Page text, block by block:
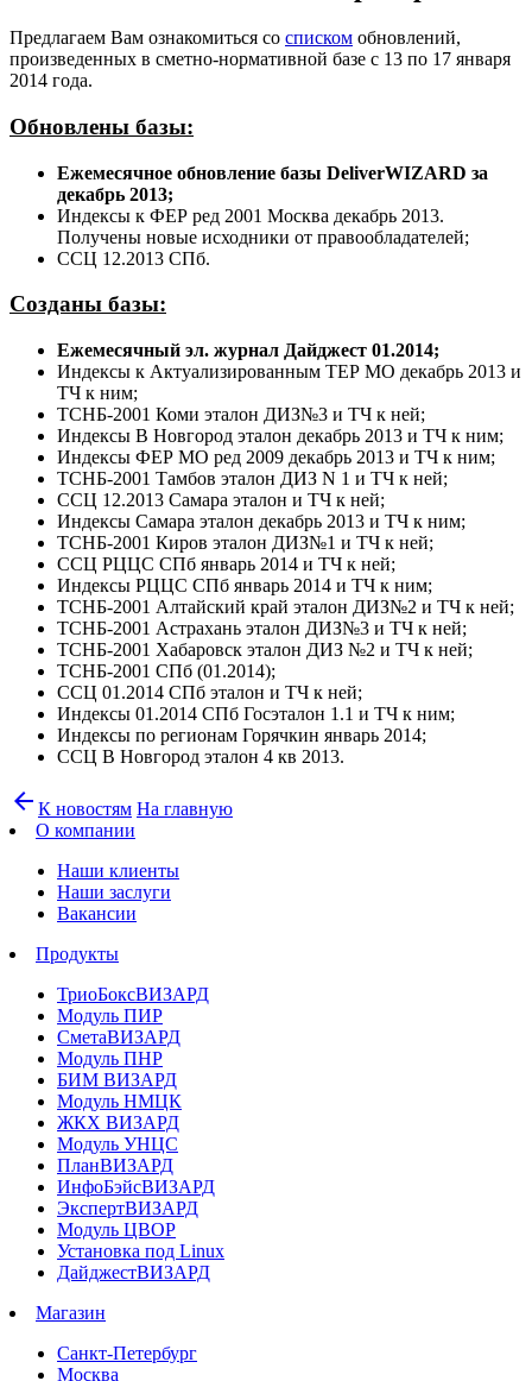
Предлагаем Вам ознакомиться со списком обновлений,
произведенных в сметно-нормативной базе с 13 по 17 января
2014 года.
Обновлены базы:
Ежемесячное обновление базы DeliverWIZARD за
декабрь 2013;
Индексы к ФЕР ред 2001 Москва декабрь 2013.
Получены новые исходники от правообладателей;
ССЦ 12.2013 СПб.
Созданы базы:
Ежемесячный эл. журнал Дайджест 01.2014;
Индексы к Актуализированным ТЕР МО декабрь 2013 и
ТЧ к ним;
ТСНБ-2001 Коми эталон ДИЗ№3 и ТЧ к ней;
Индексы В Новгород эталон декабрь 2013 и ТЧ к ним;
Индексы ФЕР МО ред 2009 декабрь 2013 и ТЧ к ним;
ТСНБ-2001 Тамбов эталон ДИЗ N 1 и ТЧ к ней;
ССЦ 12.2013 Самара эталон и ТЧ к ней;
Индексы Самара эталон декабрь 2013 и ТЧ к ним;
ТСНБ-2001 Киров эталон ДИЗ№1 и ТЧ к ней;
ССЦ РЦЦС СПб январь 2014 и ТЧ к ней;
Индексы РЦЦС СПб январь 2014 и ТЧ к ним;
ТСНБ-2001 Алтайский край эталон ДИЗ№2 и ТЧ к ней;
ТСНБ-2001 Астрахань эталон ДИЗ№3 и ТЧ к ней;
ТСНБ-2001 Хабаровск эталон ДИЗ №2 и ТЧ к ней;
ТСНБ-2001 СПб (01.2014);
ССЦ 01.2014 СПб эталон и ТЧ к ней;
Индексы 01.2014 СПб Госэталон 1.1 и ТЧ к ним;
Индексы по регионам Горячкин январь 2014;
ССЦ В Новгород эталон 4 кв 2013.
arrow_back К новостям На главную
О компании
Наши клиенты
Наши заслуги
Вакансии
Продукты
ТриоБоксВИЗАРД
Модуль ПИР
СметаВИЗАРД
Модуль ПНР
БИМ ВИЗАРД
Модуль НМЦК
ЖКХ ВИЗАРД
Модуль УНЦС
ПланВИЗАРД
ИнфоБэйсВИЗАРД
ЭкспертВИЗАРД
Модуль ЦВОР
Установка под Linux
ДайджестВИЗАРД
Магазин
Санкт-Петербург
Москва